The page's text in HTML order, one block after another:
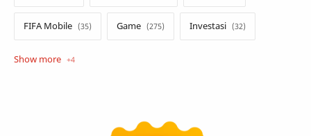
FIFA Mobile Game Investasi
Opini